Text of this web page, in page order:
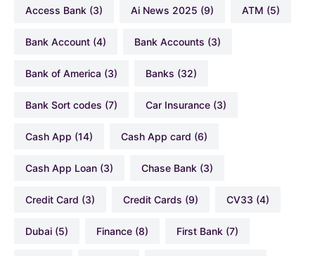
Access Bank (3) Ai News 2025 (9) ATM (5)
Bank Account (4) Bank Accounts (3)
Bank of America (3) Banks (32)
Bank Sort codes (7) Car Insurance (3)
Cash App (14) Cash App card (6)
Cash App Loan (3) Chase Bank (3)
Credit Card (3) Credit Cards (9) CV33 (4)
Dubai (5) Finance (8) First Bank (7)